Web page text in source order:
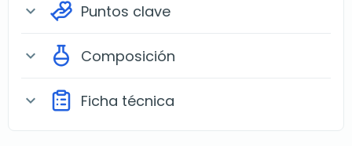
expand_more Puntos clave
expand_more Composición
expand_more Ficha técnica